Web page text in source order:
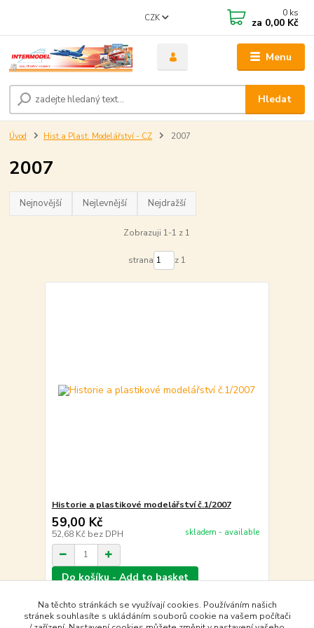
Menu
CZK
Hledat
0 ks
za 0,00 Kč
Úvod Hist.a Plast. Modelářství - CZ 2007
2007
Nejnovější Nejlevnější Nejdražší
Zobrazuji 1-1 z 1
strana z 1
Historie a plastikové modelářství č.1/2007
59,00 Kč
52,68 Kč bez DPH skladem - available
Do košíku - Add to basket
strana z 1
Na těchto stránkách se využívají cookies. Používáním našich
stránek souhlasíte s ukládáním souborů cookie na vašem počítači